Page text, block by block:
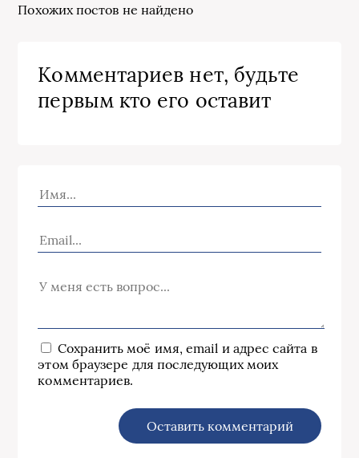
Похожих постов не найдено
Комментариев нет, будьте
первым кто его оставит
Сохранить моё имя, email и адрес сайта в
этом браузере для последующих моих
комментариев.